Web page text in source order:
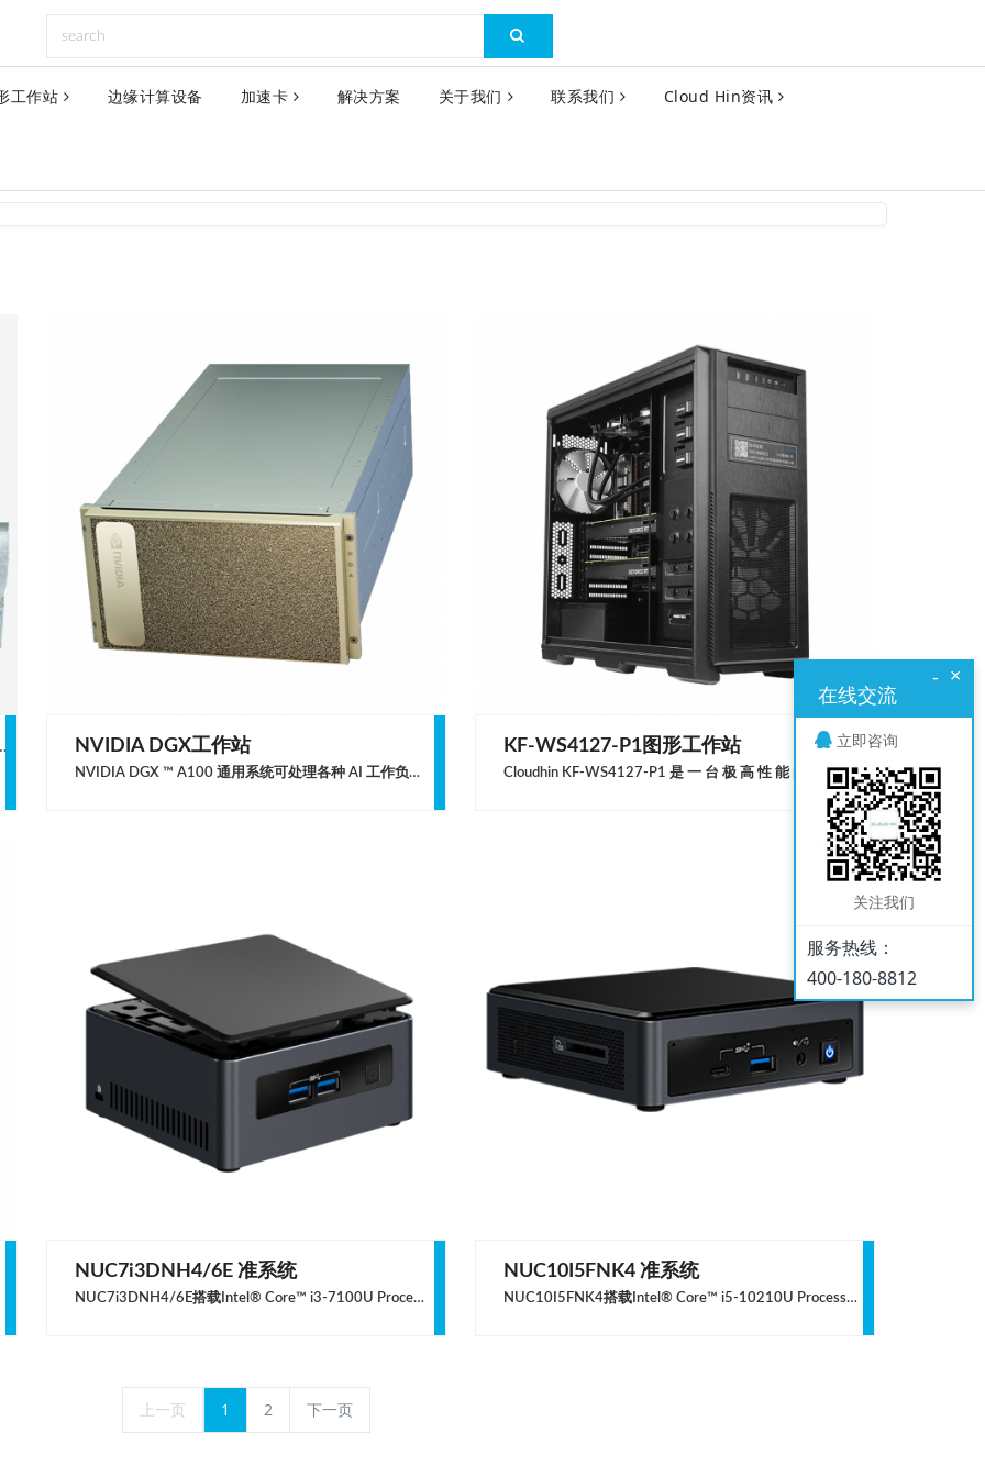
工作站 边缘计算设备 加速卡 解决方案 关于我们 联系我们 Cloud Hin资讯
云轩/cloudhin人工智能深度学习8路GPU工作站-Ai-4028GR-TR NVIDIA DGX工作站
NVIDIA DGX ™ A100 通用系统可处理各种 AI 工作负载，包括分析、 训练和推理。DGX A100 设立了全新计算密度标准，在 6U 外形尺寸下封 装了 5 petaFLOPS 的 AI 性能，用单个统一系统取代了传统的计算基础 架构。此外，DGX A100 首次实现了强大算力的精细分配。利用 NVIDIA A100 Tensor Core GPU 中的多实例 GPU 功能，管理员可针对特定工作 负载分配大小合适的资源，确保能从容应对颇为复杂的大任务，以及简 单轻松的小任务。运行 NGC 上优化过的 DGX 软件堆栈，结合密集算力 和完整的工作负载灵活性，让 DGX A100 成为适用于单节点部署以及部 署了 NVIDIA DeepOps 的大规模 Slurm 和 Kubernetes 集群的理想之选。
KF-WS4127-P1图形工作站
Cloudhin KF-WS4127-P1 是 一 台 极 高 性 能 的 图 形设计工作站，支持 Intel® Xeon® E series 或是 9th and 8th Generation Intel® Core ™ 处 理 器， 可配备两块 NVIDIA Quadro 专业显卡或是 NVIDIA Geforce 娱乐显卡，提供强大的图形与数据处理能 力，是大中型公司与专业人员的不二之选。
NUC7i3DNH4/6E 准系统
NUC7i3DNH4/6E搭载Intel® Core™ i3-7100U Processor处理器，性能强劲，可以作为娱乐中心流式传输4K的电影，也可以作为个人数字助理，完成紧急演示文稿，跟踪预约等任务。
NUC10I5FNK4 准系统
NUC10I5FNK4搭载Intel® Core™ i5-10210U Processor处理器，性能强劲，可以作为娱乐中心流式传输4K的电影，也可以作为个人数字助理，完成紧急演示文稿，跟踪预约等任务。
上一页 1 2 下一页
×
-
在线交流
立即咨询
关注我们
服务热线：
400-180-8812